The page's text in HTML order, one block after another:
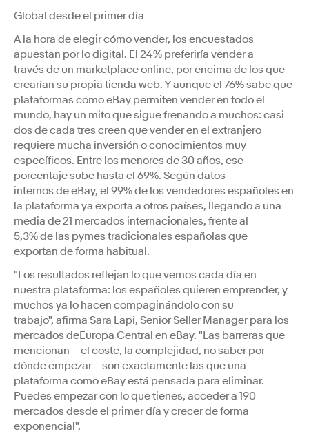
Global desde el primer día
A la hora de elegir cómo vender, los encuestados
apuestan por lo digital. El 24% preferiría vender a
través de un marketplace online, por encima de los que
crearían su propia tienda web. Y aunque el 76% sabe que
plataformas como eBay permiten vender en todo el
mundo, hay un mito que sigue frenando a muchos: casi
dos de cada tres creen que vender en el extranjero
requiere mucha inversión o conocimientos muy
específicos. Entre los menores de 30 años, ese
porcentaje sube hasta el 69%. Según datos
internos de eBay, el 99% de los vendedores españoles en
la plataforma ya exporta a otros países, llegando a una
media de 21 mercados internacionales, frente al
5,3% de las pymes tradicionales españolas que
exportan de forma habitual.
"Los resultados reflejan lo que vemos cada día en
nuestra plataforma: los españoles quieren emprender, y
muchos ya lo hacen compaginándolo con su
trabajo", afirma Sara Lapi, Senior Seller Manager para los
mercados deEuropa Central en eBay. "Las barreras que
mencionan —el coste, la complejidad, no saber por
dónde empezar— son exactamente las que una
plataforma como eBay está pensada para eliminar.
Puedes empezar con lo que tienes, acceder a 190
mercados desde el primer día y crecer de forma
exponencial".